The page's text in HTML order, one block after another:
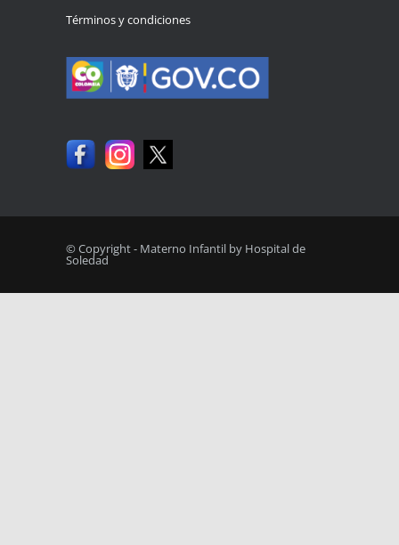
Términos y condiciones
© Copyright - Materno Infantil by Hospital de
Soledad